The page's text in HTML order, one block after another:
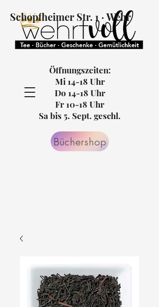
Schopfheimer Str. 1 · Wehr
Öffnungszeiten:
Mi 14-18 Uhr
Do 14-18 Uhr
Fr 10-18 Uhr
Sa bis 5. Sept. geschl.
Büchershop